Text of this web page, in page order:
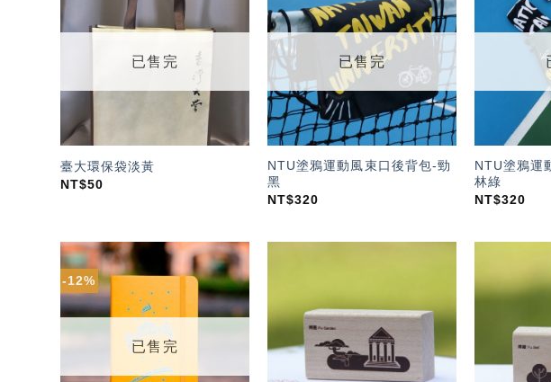
望輕
已售完
臺大環保袋淡黃
NT$50
加入
「願
望輕
已售完
NTU塗鴉運動風束口後背包-勁
黑
NT$320
NTU塗鴉運
林綠
NT$320
-12%
加入
「願
望輕
已售完
望輕